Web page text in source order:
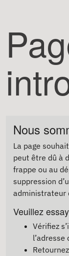
Nous
La page
peut être dû à
frappe ou au
suppression
administrateur
Veuillez
Vérifiez
l’adresse